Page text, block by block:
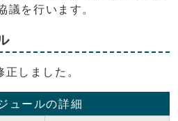
議を行います。
しました。
ュールの詳細